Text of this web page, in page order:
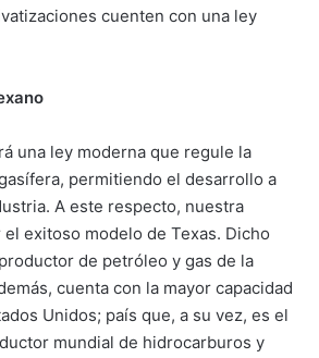
cuenten con una ley
una ley moderna que regule la
permitiendo el desarrollo a
A este respecto, nuestra
exitoso modelo de Texas. Dicho
de petróleo y gas de la
cuenta con la mayor capacidad
Unidos; país que, a su vez, es el
mundial de hidrocarburos y